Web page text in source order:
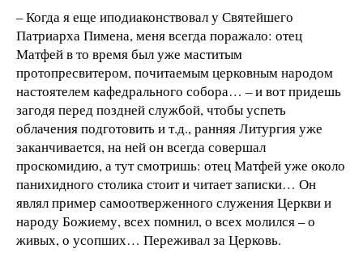
– Когда я еще иподиаконствовал у Святейшего
Патриарха Пимена, меня всегда поражало: отец
Матфей в то время был уже маститым
протопресвитером, почитаемым церковным народом
настоятелем кафедрального собора… – и вот придешь
загодя перед поздней службой, чтобы успеть
облачения подготовить и т.д., ранняя Литургия уже
заканчивается, на ней он всегда совершал
проскомидию, а тут смотришь: отец Матфей уже около
панихидного столика стоит и читает записки… Он
являл пример самоотверженного служения Церкви и
народу Божиему, всех помнил, о всех молился – о
живых, о усопших… Переживал за Церковь.